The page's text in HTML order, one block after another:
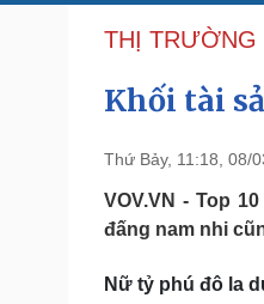
Chính trị
Tổ chức nhân sự
Quốc hội
Pháp luật
Tin nóng
THỊ TRƯỜNG
Khối tài
Thứ Bảy, 11:18, 08/
VOV.VN - Top
đấng nam nhi
Nữ tỷ phú đô la